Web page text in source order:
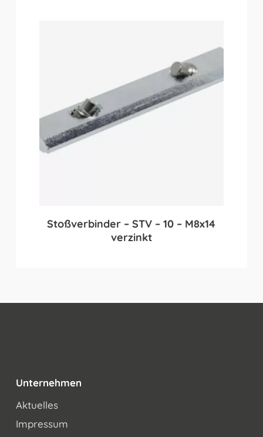
Stoßverbinder – STV – 10 – M8x14
verzinkt
Unternehmen
Aktuelles
Impressum